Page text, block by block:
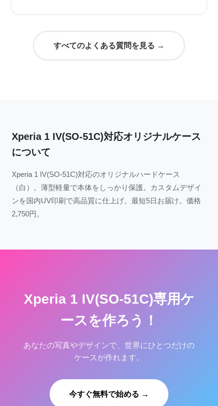
すべてのよくある質問を見る →
Xperia 1 IV(SO-51C)対応オリジナルケース
について
Xperia 1 IV(SO-51C)対応のオリジナルハードケース
（白）。薄型軽量で本体をしっかり保護。カスタムデザイ
ンを国内UV印刷で高品質に仕上げ。最短5日お届け。価格
2,750円。
Xperia 1 IV(SO-51C)専用ケ
ースを作ろう！
あなたの写真やデザインで、世界にひとつだけの
ケースが作れます。
今すぐ無料で始める →